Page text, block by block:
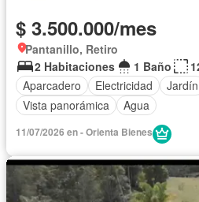
$ 3.500.000/mes
Pantanillo, Retiro
2 Habitaciones
1 Baño
Aparcadero
Electricidad Jardín
Vista panorámica
Agua
11/07/2026 en - Orienta Bienes